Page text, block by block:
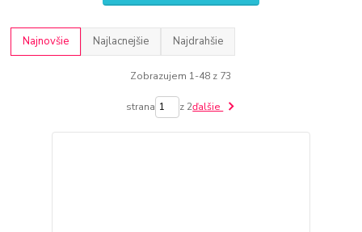
Najnovšie Najlacnejšie Najdrahšie
Zobrazujem 1-48 z 73
strana z 2ďalšie